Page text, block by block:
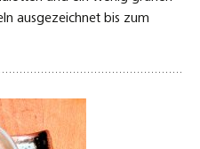
ausgezeichnet bis zum